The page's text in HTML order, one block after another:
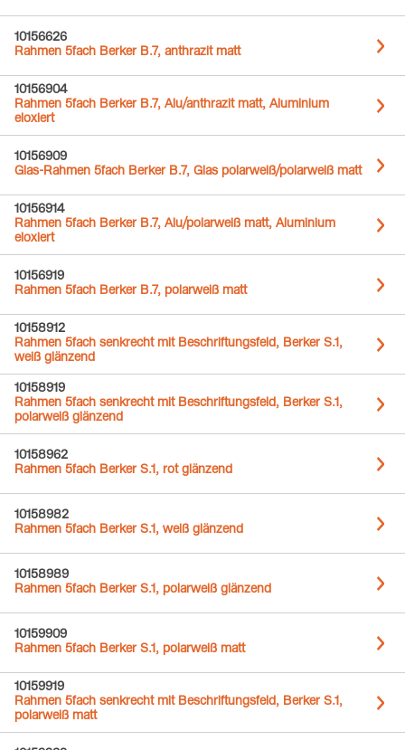
10156626
Rahmen 5fach Berker B.7, anthrazit matt
10156904
Rahmen 5fach Berker B.7, Alu/anthrazit matt, Aluminium
eloxiert
10156909
Glas-Rahmen 5fach Berker B.7, Glas polarweiß/polarweiß matt
10156914
Rahmen 5fach Berker B.7, Alu/polarweiß matt, Aluminium
eloxiert
10156919
Rahmen 5fach Berker B.7, polarweiß matt
10158912
Rahmen 5fach senkrecht mit Beschriftungsfeld, Berker S.1,
weiß glänzend
10158919
Rahmen 5fach senkrecht mit Beschriftungsfeld, Berker S.1,
polarweiß glänzend
10158962
Rahmen 5fach Berker S.1, rot glänzend
10158982
Rahmen 5fach Berker S.1, weiß glänzend
10158989
Rahmen 5fach Berker S.1, polarweiß glänzend
10159909
Rahmen 5fach Berker S.1, polarweiß matt
10159919
Rahmen 5fach senkrecht mit Beschriftungsfeld, Berker S.1,
polarweiß matt